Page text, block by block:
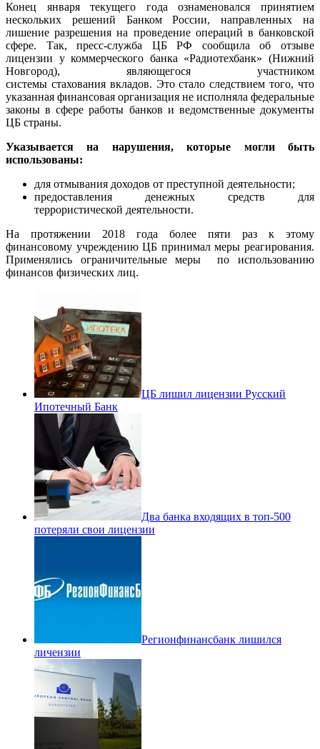
Конец января текущего года ознаменовался принятием
нескольких решений Банком России, направленных на
лишение разрешения на проведение операций в банковской
сфере. Так, пресс-служба ЦБ РФ сообщила об отзыве
лицензии у коммерческого банка «Радиотехбанк» (Нижний
Новгород), являющегося участником
системы стахования вкладов. Это стало следствием того, что
указанная финансовая организация не исполняла федеральные
законы в сфере работы банков и ведомственные документы
ЦБ страны.
Указывается на нарушения, которые могли быть
использованы:
для отмывания доходов от преступной деятельности;
предоставления денежных средств для
террористической деятельности.
На протяжении 2018 года более пяти раз к этому
финансовому учреждению ЦБ принимал меры реагирования.
Применялись ограничительные меры по использованию
финансов физических лиц.
ЦБ лишил лицензии Русский
Ипотечный Банк
Два банка входящих в топ-500
потеряли свои лицензии
Регионфинансбанк лишился
личензии